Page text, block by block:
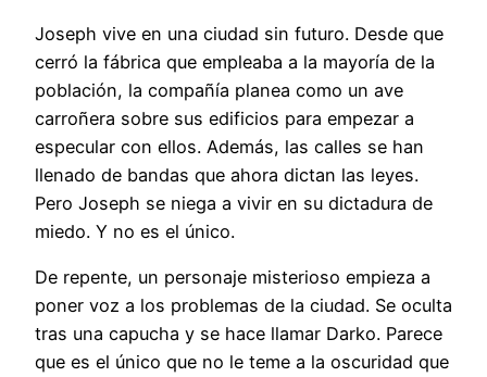
Joseph vive en una ciudad sin futuro. Desde que
cerró la fábrica que empleaba a la mayoría de la
población, la compañía planea como un ave
carroñera sobre sus edificios para empezar a
especular con ellos. Además, las calles se han
llenado de bandas que ahora dictan las leyes.
Pero Joseph se niega a vivir en su dictadura de
miedo. Y no es el único.
De repente, un personaje misterioso empieza a
poner voz a los problemas de la ciudad. Se oculta
tras una capucha y se hace llamar Darko. Parece
que es el único que no le teme a la oscuridad que